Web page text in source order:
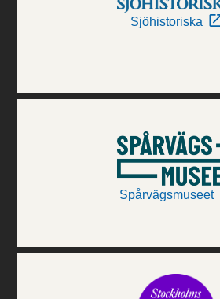
Sjöhistoriska
Spårvägsmuseet